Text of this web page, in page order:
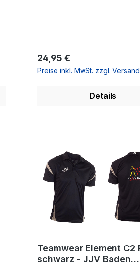
Regulärer Preis:
24,95 €
Preise inkl. MwSt. zzgl.
Details
Teamwear Element C2
schwarz - JJV Baden